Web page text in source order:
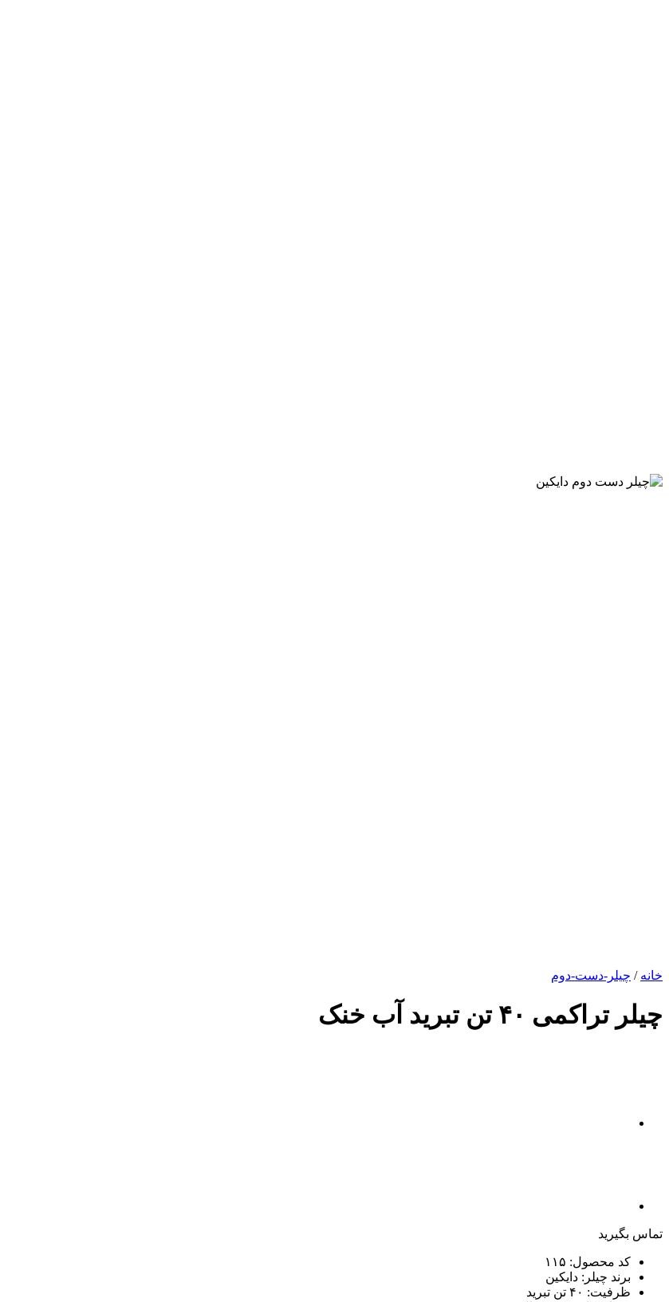
خانه / چیلر-دست-دوم
چیلر تراکمی ۴۰ تن تبرید آب خنک
تماس بگیرید
کد محصول: ۱۱۵
برند چیلر: دایکین
ظرفیت: ۴۰ تن تبرید